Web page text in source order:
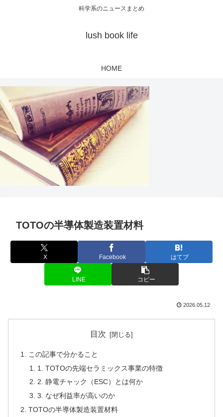
科学系のニュースまとめ
lush book life
HOME
TOTOの半導体製造装置材料
X Facebook はてブ
LINE コピー
2026.05.12
目次
この記事で分かること
1. TOTOの先端セラミックス事業の特徴
2. 静電チャック（ESC）とは何か
3. なぜ利益率が高いのか
TOTOの半導体製造装置材料